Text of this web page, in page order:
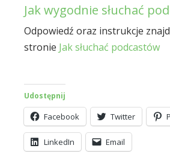
Jak wygodnie słuchać
Odpowiedź oraz instrukcje
stronie Jak słuchać podcastów
Udostępnij
Facebook Twitter
LinkedIn Email